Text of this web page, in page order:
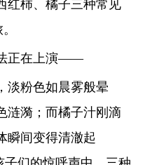
红柿、橘子三种常见
正在上演——
淡粉色如晨雾般晕
涟漪；而橘子汁刚滴
瞬间变得清澈起